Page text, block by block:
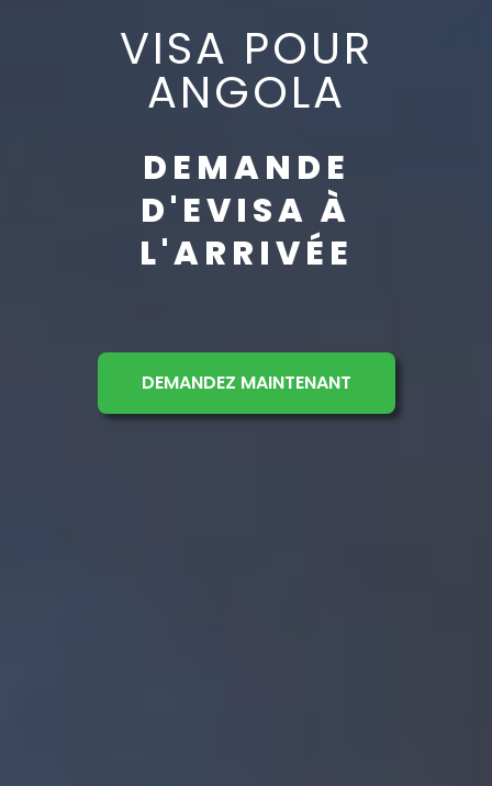
VISA POUR
ANGOLA
DEMANDE
D'EVISA À
L'ARRIVÉE
DEMANDEZ MAINTENANT